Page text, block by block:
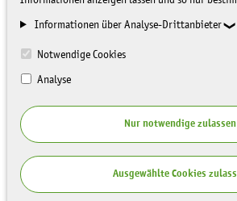
Informationen über Analyse-Drittanbieter
Notwendige Cookies
Analyse
Nur notwendige zulassen
Ausgewählte Cookies
PRESSEMITTEILUNGEN